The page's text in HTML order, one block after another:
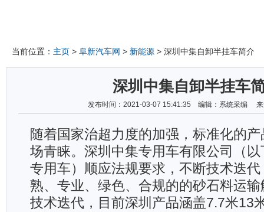
当前位置： 主页 > 阜新汽车网 > 新能源 > 深圳中集自卸半挂车简介
深圳中集自卸半挂车
发布时间：2021-03-07 15:41:35 编辑：系统采编
随着国家治超力度的加强，标准化的
场青睐。深圳中集专用车有限公司（
专用车）顺应法规要求，不断技术迭
熟、专业、绿色、合规的的砂石料运
技术迭代，目前深圳产品涵盖7.7米13